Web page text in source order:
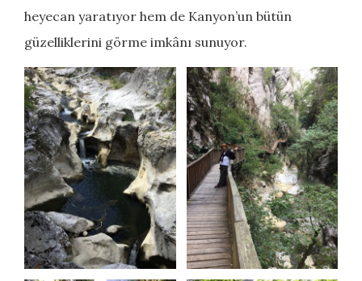
heyecan yaratıyor hem de Kanyon’un bütün
güzelliklerini görme imkânı sunuyor.